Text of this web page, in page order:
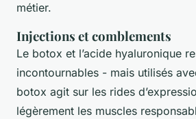
métier.
Injections et comblements
Le botox et l’acide hyaluronique
incontournables - mais utilisés
botox agit sur les rides
légèrement les muscles